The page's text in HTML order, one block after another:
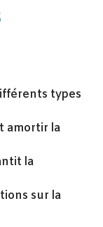
types
amortir la
la
sur la